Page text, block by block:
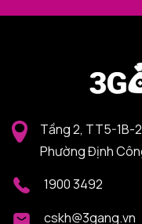
Tầng 2, TT5-1B-
Phường Định
1900 3492
cskh@3gang.vn